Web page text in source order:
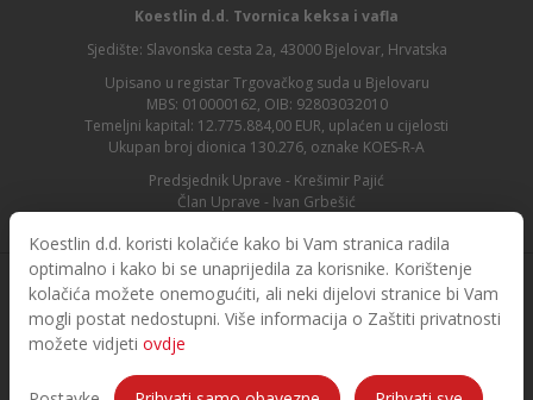
Koestlin d.d. koristi kolačiće kako bi Vam stranica radila
optimalno i kako bi se unaprijedila za korisnike. Korištenje
kolačića možete onemogućiti, ali neki dijelovi stranice bi Vam
mogli postat nedostupni. Više informacija o Zaštiti privatnosti
možete vidjeti ovdje
Koestlin d.d. Tvornica keksa i vafla
Sjedište: Slavonska cesta 2a, 43000 Bjelovar, Hrvatska
Upisano u registar Trgovačkog suda u Bjelovaru
MBS: 010000162, OIB: 92803032010
Temeljni kapital: 12.775.884,00 EUR, uplaćen u cijelosti
Ukupan broj dionica 130.276, oznake KOES-R-A
Predsjednik Uprave - Krešimir Pajić
Član Uprave - Ivan Grbešić
© 2026. Koestlin. Sva prava pridržana.
Designed and developed by